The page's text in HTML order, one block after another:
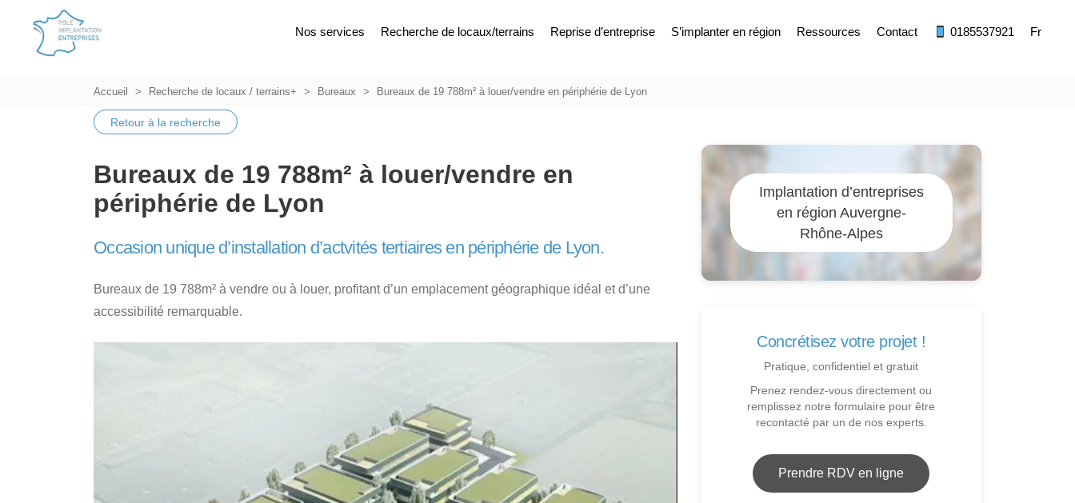
Nos services Recherche de locaux/terrains Reprise d’entreprise S’implanter en région Ressources Contact 0185537921 Fr
Accueil Recherche de locaux / terrains+ Bureaux Bureaux de 19 788m² à louer/vendre en périphérie de Lyon
Retour à la recherche
Bureaux de 19 788m² à louer/vendre en
périphérie de Lyon
Occasion unique d’installation d’actvités tertiaires en périphérie de Lyon.
Bureaux de 19 788m² à vendre ou à louer, profitant d’un emplacement géographique idéal et d’une
accessibilité remarquable.
Implantation d’entreprises
en région Auvergne-
Rhône-Alpes
Concrétisez votre projet !
Pratique, confidentiel et gratuit
Prenez rendez-vous directement ou
remplissez notre formulaire pour être
recontacté par un de nos experts.
Prendre RDV en ligne